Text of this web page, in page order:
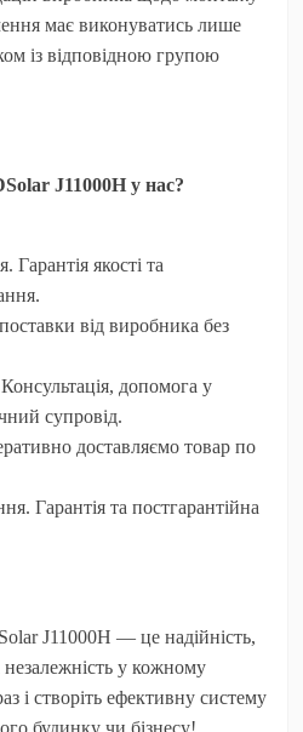
має виконуватись лише
із відповідною групою
J11000H у нас?
Гарантія якості та
від виробника без
Консультація, допомога у
супровід.
доставляємо товар по
Гарантія та постгарантійна
J11000H — це надійність,
незалежність у кожному
і створіть ефективну систему
будинку чи бізнесу!